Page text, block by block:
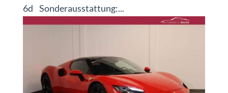
6d Sonderausstattung:...